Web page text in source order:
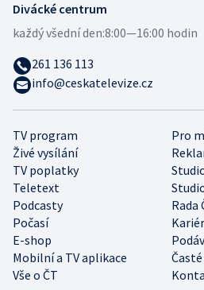
TV program
Pro
Živé vysílání
TV poplatky
Teletext
Podcasty
Rada
Počasí
E-shop
Mobilní a TV aplikace
Vše o ČT
Divácké centrum
každý všední den:8:00—16:00 hodin
261 136 113
info@ceskatelevize.cz